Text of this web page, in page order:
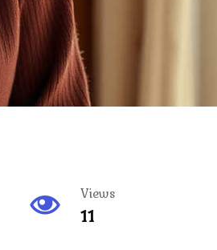
Views
11